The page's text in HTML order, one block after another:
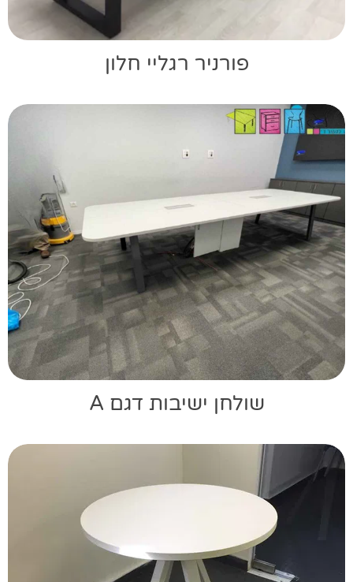
פורניר רגליי חלון
שולחן ישיבות דגם A